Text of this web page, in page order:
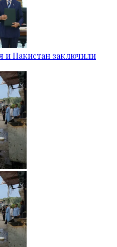
и Пакистан заключили